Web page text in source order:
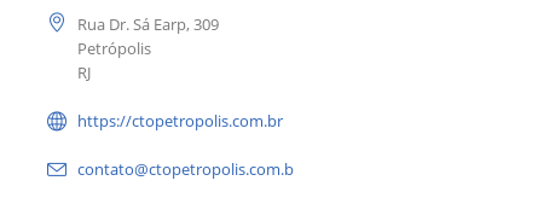
Rua Dr. Sá Earp, 309
Petrópolis
RJ
https://ctopetropolis.com.br
contato@ctopetropolis.com.br